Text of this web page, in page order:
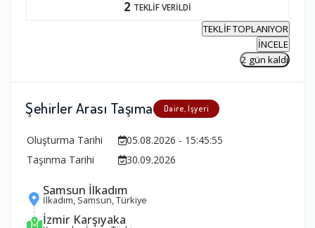
2 TEKLİF VERİLDİ
TEKLİF TOPLANIYOR
İNCELE
2 gün kaldı
Şehirler Arası Taşıma Daire, İşyeri
Oluşturma Tarihi
05.08.2026 - 15:45:55
Taşınma Tarihi
30.09.2026
Samsun İlkadım
İlkadım, Samsun, Türkiye
İzmir Karşıyaka